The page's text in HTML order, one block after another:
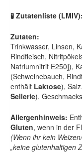
🧪 Zutatenliste (LMIV):
Zutaten:
Trinkwasser, Linsen,
Rindfleisch,
Natriumnitrit E250]),
(Schweinebauch,
enthält Laktose),
Sellerie),
Allergenhinweis:
Gluten, wenn in der
(Wenn ihr kein
„keine glutenhaltigen